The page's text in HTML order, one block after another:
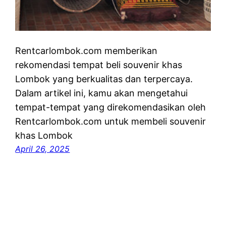
Rentcarlombok.com memberikan
rekomendasi tempat beli souvenir khas
Lombok yang berkualitas dan terpercaya.
Dalam artikel ini, kamu akan mengetahui
tempat-tempat yang direkomendasikan oleh
Rentcarlombok.com untuk membeli souvenir
khas Lombok
April 26, 2025